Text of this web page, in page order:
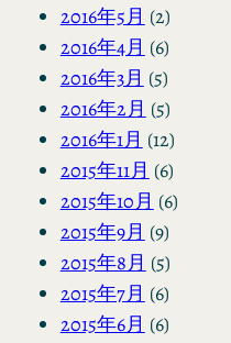
2016年5月 (2)
2016年4月 (6)
2016年3月 (5)
2016年2月 (5)
2016年1月 (12)
2015年11月 (6)
2015年10月 (6)
2015年9月 (9)
2015年8月 (5)
2015年7月 (6)
2015年6月 (6)